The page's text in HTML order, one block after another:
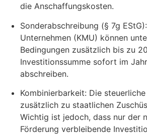
die Anschaffungskosten.
Sonderabschreibung (§ 7g
Unternehmen (KMU) können
Bedingungen zusätzlich bis zu
Investitionssumme sofort im
abschreiben.
Kombinierbarkeit: Die
zusätzlich zu staatlichen
Wichtig ist jedoch, dass nur der
Förderung verbleibende